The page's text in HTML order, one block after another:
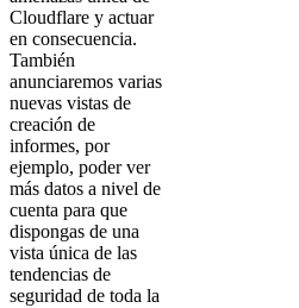
Cloudflare y actuar
en consecuencia.
También
anunciaremos varias
nuevas vistas de
creación de
informes, por
ejemplo, poder ver
más datos a nivel de
cuenta para que
dispongas de una
vista única de las
tendencias de
seguridad de toda la